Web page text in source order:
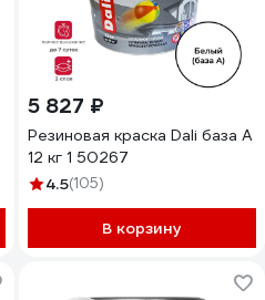
5 827 ₽
Резиновая краска Dali база А
12 кг 1 50267
4.5(105)
В корзину